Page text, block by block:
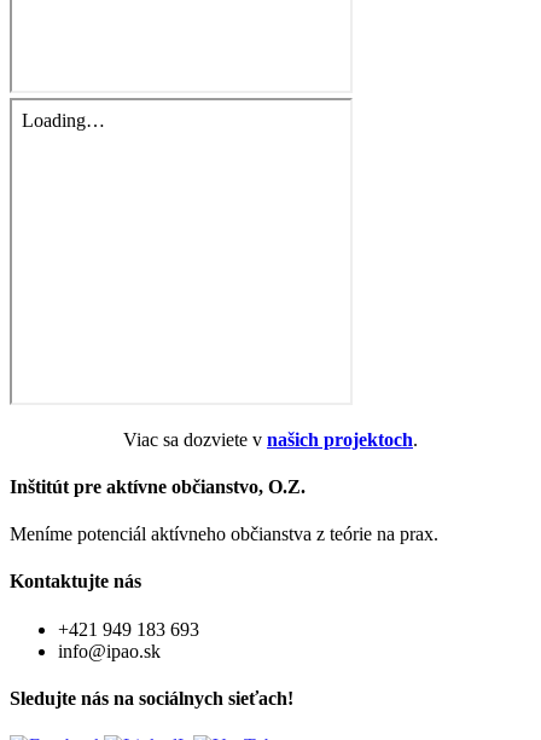
Viac sa dozviete v našich projektoch.
Inštitút pre aktívne občianstvo, O.Z.
Meníme potenciál aktívneho občianstva z teórie na prax.
Kontaktujte nás
+421 949 183 693
info@ipao.sk
Sledujte nás na sociálnych sieťach!